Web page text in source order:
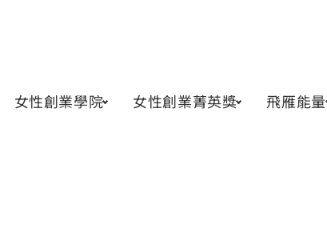
女性創業學院 女性創業菁英獎 飛雁能量